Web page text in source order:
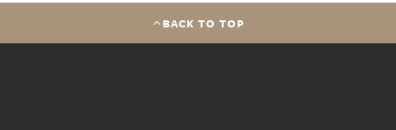
BACK TO TOP